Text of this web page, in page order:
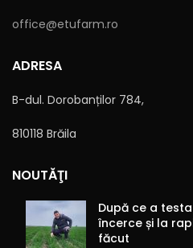
office@etufarm.ro
ADRESA
B-dul. Dorobanților 784,
810118 Brăila
NOUTĂŢI
După ce a
încerce și la
făcut